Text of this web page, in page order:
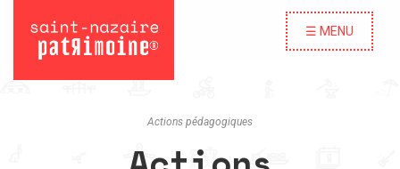
☰ MENU
Actions pédagogiques